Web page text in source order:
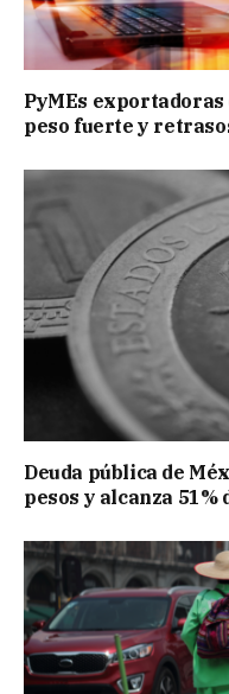
PyMEs
peso fuerte y
Deuda pública de
pesos y alcanza 51%